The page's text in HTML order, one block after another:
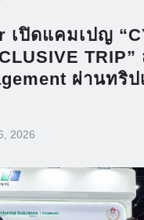
เปิดแคมเปญ
TRIP”
ผ่านทริป
2026